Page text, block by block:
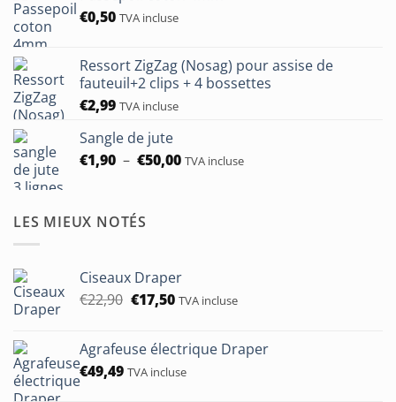
à
€0,50 TVA incluse
Ressort ZigZag (Nosag) pour assise de
fauteuil+2 clips + 4 bossettes
€2,99 TVA incluse
Sangle de jute
€1,90 – €50,00Plage
TVA incluse
LES MIEUX NOTÉS
Ciseaux Draper
€22,90 Le
était :
€22,90.
€17,50Le
est :
€17,50.
TVA incluse
Agrafeuse électrique Draper
€49,49 TVA incluse